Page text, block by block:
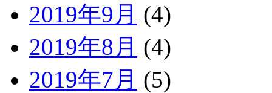
2019年9月 (4)
2019年8月 (4)
2019年7月 (5)